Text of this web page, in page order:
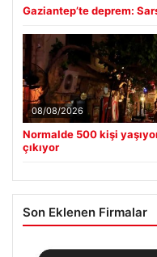
Gaziantep’te deprem:
08/08/2026
Normalde 500 kişi
çıkıyor
Son Eklenen Firmalar